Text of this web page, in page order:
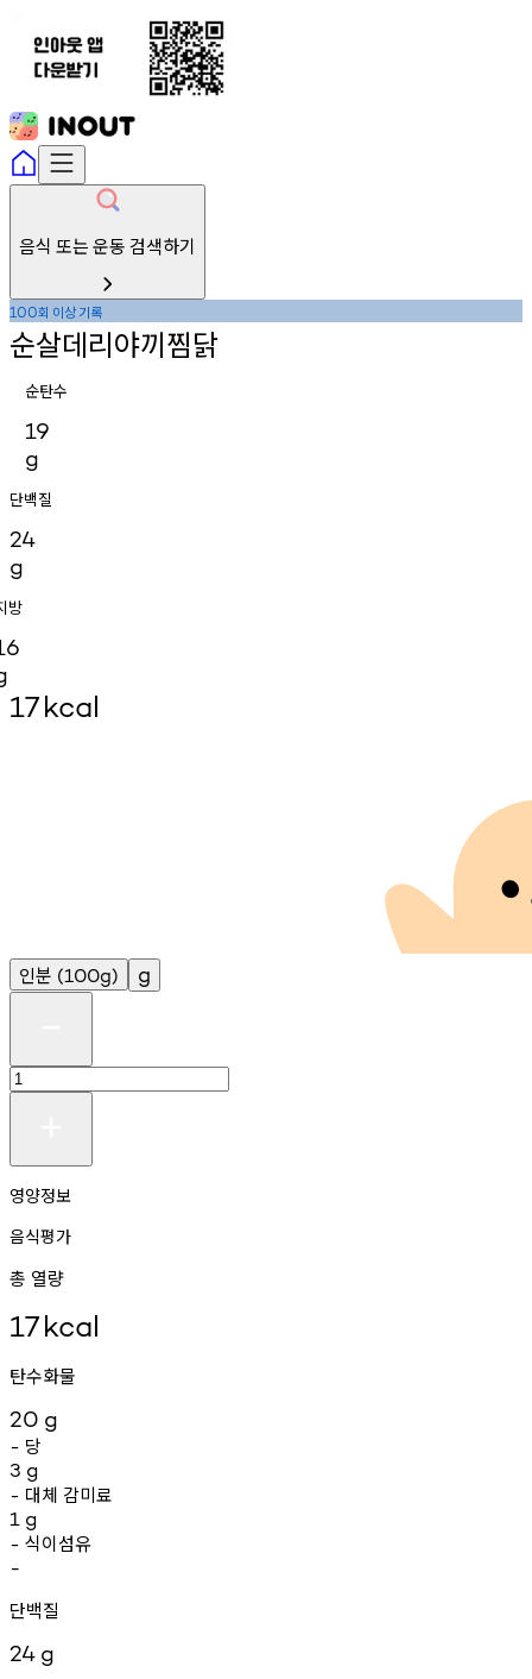
음식 또는 운동 검색하기
100회 이상기록
순살데리야끼찜닭
순탄수
19
g
단백질
24
g
방
17kcal
인분 (100g) g
영양정보
음식평가
총 열량
17kcal
탄수화물
20 g
- 당
3 g
- 대체 감미료
1 g
- 식이섬유
-
단백질
24 g